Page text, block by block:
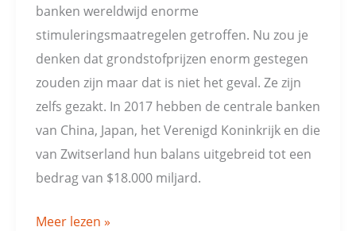
banken wereldwijd enorme
stimuleringsmaatregelen getroffen. Nu zou je
denken dat grondstofprijzen enorm gestegen
zouden zijn maar dat is niet het geval. Ze zijn
zelfs gezakt. In 2017 hebben de centrale banken
van China, Japan, het Verenigd Koninkrijk en die
van Zwitserland hun balans uitgebreid tot een
bedrag van $18.000 miljard.
Meer lezen »